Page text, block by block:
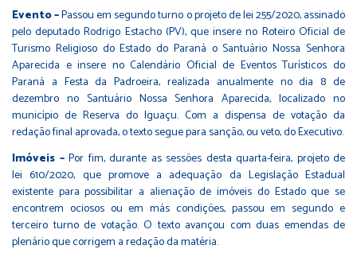
Evento –Passou em segundo turno o projeto de lei255/2020, assinado
pelo deputado Rodrigo Estacho (PV), que insere no Roteiro Oficial de
Turismo Religioso do Estado do Paraná o Santuário Nossa Senhora
Aparecida e insere no Calendário Oficial de Eventos Turísticos do
Paraná a Festa da Padroeira, realizada anualmente no dia 8 de
dezembro no Santuário Nossa Senhora Aparecida, localizado no
município de Reserva do Iguaçu. Com a dispensa de votação da
redação final aprovada, o texto segue para sanção, ou veto, do Executivo.
Imóveis –Por fim, durante as sessões desta quarta-feira, projeto de
lei 610/2020, que promove a adequação da Legislação Estadual
existente para possibilitar a alienação de imóveis do Estado que se
encontrem ociosos ou em más condições, passou em segundo e
terceiro turno de votação. O texto avançou com duas emendas de
plenário que corrigem a redação da matéria.